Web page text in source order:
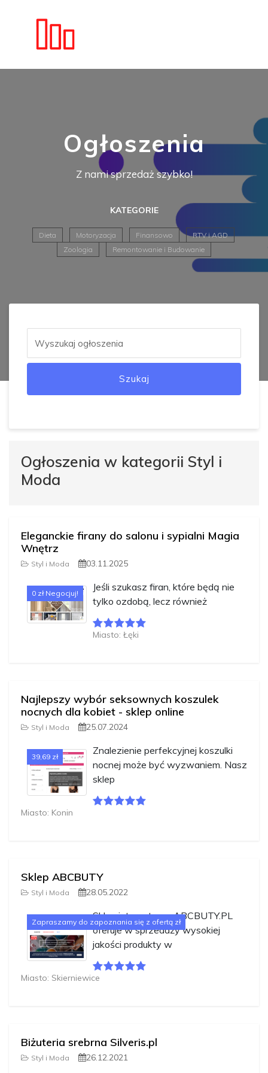
Ogłoszenia
Z nami sprzedaż szybko!
KATEGORIE
Dieta Motoryzacja Finansowo
RTV i AGD
Zoologia
Remontowanie i Budowanie
Szukaj
Ogłoszenia w kategorii Styl i
Moda
Eleganckie firany do salonu i sypialni Magia
Wnętrz
Styl i Moda 03.11.2025
0 zł Negocjuj!
Jeśli szukasz firan, które będą nie
tylko ozdobą, lecz również
Miasto: Łęki
Najlepszy wybór seksownych koszulek
nocnych dla kobiet - sklep online
Styl i Moda 25.07.2024
39,69 zł
Znalezienie perfekcyjnej koszulki
nocnej może być wyzwaniem. Nasz
sklep
Miasto: Konin
Sklep ABCBUTY
Styl i Moda 28.05.2022
Zapraszamy do zapoznania się z ofertą zł
Sklep internetowy ABCBUTY.PL
oferuje w sprzedaży wysokiej
jakości produkty w
Miasto: Skierniewice
Biżuteria srebrna Silveris.pl
Styl i Moda 26.12.2021